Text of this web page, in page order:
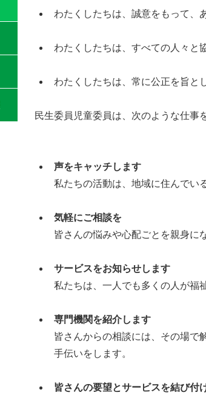
わたくしたちは、誠意をもって、
わたくしたちは、すべての人々と
わたくしたちは、常に公正を旨と
民生委員児童委員は、次のような仕事
声をキャッチします
私たちの活動は、地域に住んでい
気軽にご相談を
皆さんの悩みや心配ごとを親身に
サービスをお知らせします
私たちは、一人でも多くの人が福
専門機関を紹介します
皆さんからの相談には、その場で
手伝いをします。
皆さんの要望とサービスを結び付